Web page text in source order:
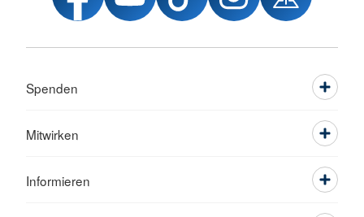
Spenden
Mitwirken
Informieren